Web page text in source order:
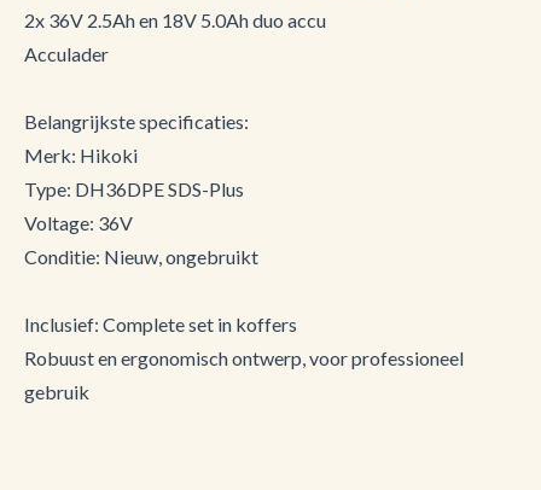
2x 36V 2.5Ah en 18V 5.0Ah duo accu
Acculader
Belangrijkste specificaties:
Merk: Hikoki
Type: DH36DPE SDS-Plus
Voltage: 36V
Conditie: Nieuw, ongebruikt
Inclusief: Complete set in koffers
Robuust en ergonomisch ontwerp, voor professioneel
gebruik